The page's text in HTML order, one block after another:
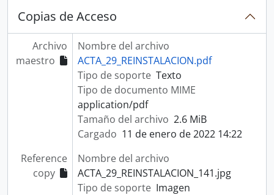
Copias de Acceso
Archivo
maestro
Nombre del archivo
ACTA_29_REINSTALACION.pdf
Tipo de soporte Texto
Tipo de documento MIME
application/pdf
Tamaño del archivo 2.6 MiB
Cargado 11 de enero de 2022 14:22
Reference
copy
Nombre del archivo
ACTA_29_REINSTALACION_141.jpg
Tipo de soporte Imagen